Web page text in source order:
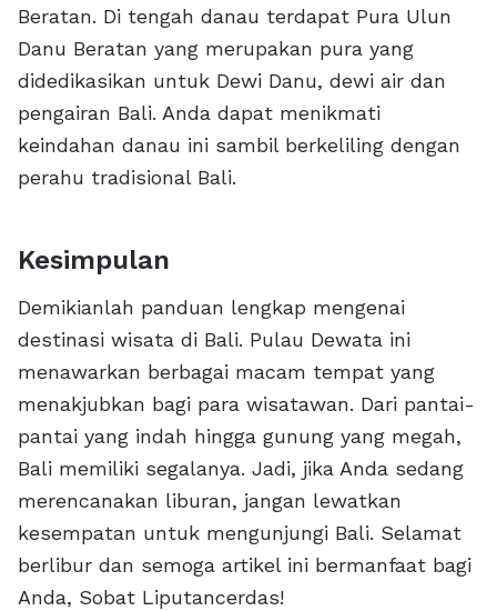
Beratan. Di tengah danau terdapat Pura Ulun
Danu Beratan yang merupakan pura yang
didedikasikan untuk Dewi Danu, dewi air dan
pengairan Bali. Anda dapat menikmati
keindahan danau ini sambil berkeliling dengan
perahu tradisional Bali.
Kesimpulan
Demikianlah panduan lengkap mengenai
destinasi wisata di Bali. Pulau Dewata ini
menawarkan berbagai macam tempat yang
menakjubkan bagi para wisatawan. Dari pantai-
pantai yang indah hingga gunung yang megah,
Bali memiliki segalanya. Jadi, jika Anda sedang
merencanakan liburan, jangan lewatkan
kesempatan untuk mengunjungi Bali. Selamat
berlibur dan semoga artikel ini bermanfaat bagi
Anda, Sobat Liputancerdas!